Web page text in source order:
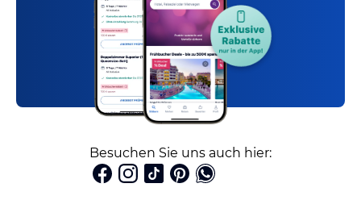
Besuchen Sie uns auch hier: